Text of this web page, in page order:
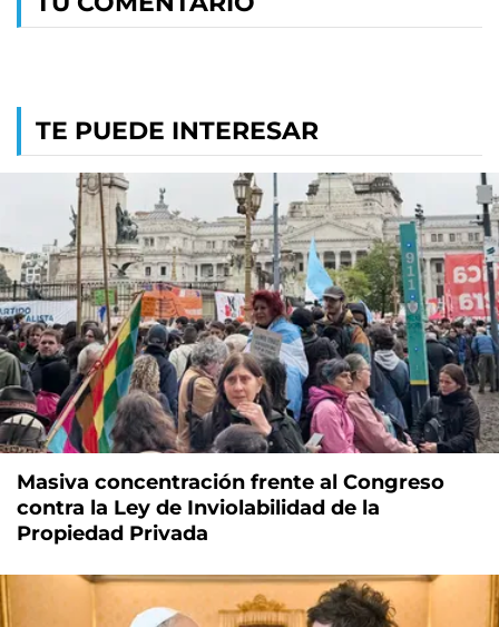
TE PUEDE INTERESAR
Masiva concentración frente al Congreso
contra la Ley de Inviolabilidad de la
Propiedad Privada